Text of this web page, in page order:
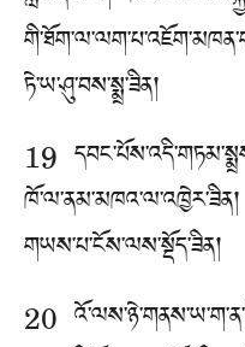
ཏེ་ཡ་ཤུ་བས་སྨྲ་ཟིན།
19
གཡས་པ་ངོས་ལས་སྡོད་ཟིན།
20